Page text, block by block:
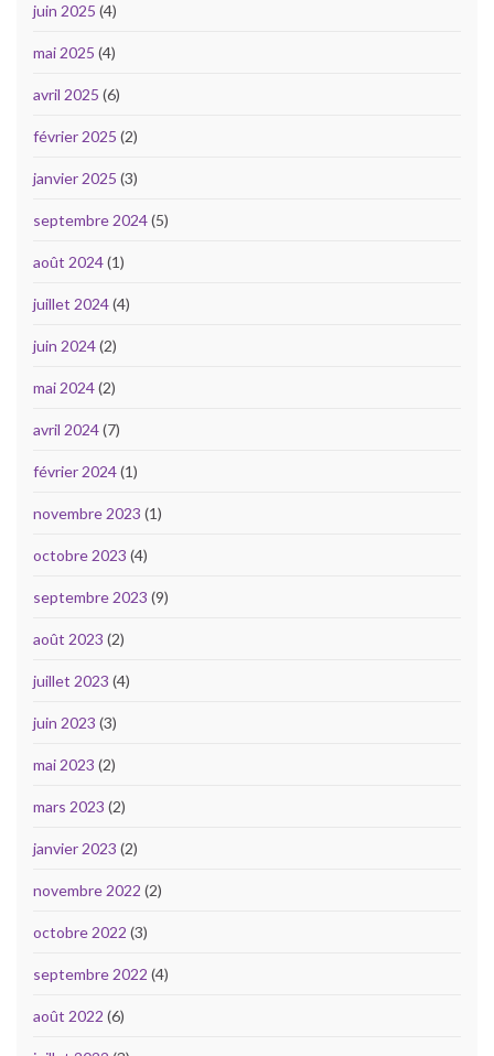
juin 2025 (4)
mai 2025 (4)
avril 2025 (6)
février 2025 (2)
janvier 2025 (3)
septembre 2024(5)
août 2024(1)
juillet 2024(4)
juin 2024(2)
mai 2024(2)
avril 2024(7)
février 2024(1)
novembre 2023 (1)
octobre 2023 (4)
septembre 2023 (9)
août 2023 (2)
juillet 2023 (4)
juin 2023 (3)
mai 2023 (2)
mars 2023 (2)
janvier 2023 (2)
novembre 2022 (2)
octobre 2022 (3)
septembre 2022 (4)
août 2022 (6)